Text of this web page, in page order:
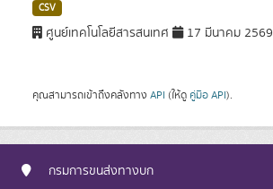
CSV
ศูนย์เทคโนโลยีสารสนเทศ 17 มีนาคม 2569
คุณสามารถเข้าถึงคลังทาง API (ให้ดู คู่มือ API).
กรมการขนส่งทางบก